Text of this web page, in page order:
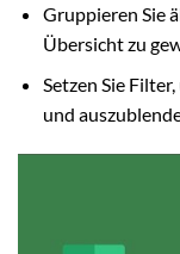
Gruppieren Sie
Übersicht zu
Setzen Sie
und